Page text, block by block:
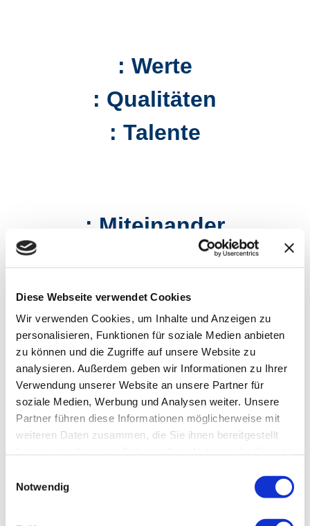
Diese Webseite verwendet Cookies
Wir verwenden Cookies, um Inhalte und Anzeigen zu
personalisieren, Funktionen für soziale Medien anbieten
zu können und die Zugriffe auf unsere Website zu
analysieren. Außerdem geben wir Informationen zu Ihrer
Verwendung unserer Website an unsere Partner für
soziale Medien, Werbung und Analysen weiter. Unsere
Partner führen diese Informationen möglicherweise mit
weiteren Daten zusammen, die Sie ihnen bereitgestellt
Notwendig
: Werte
: Qualitäten
: Talente
: Miteinander
: Aufmerksamkeit
: Lebensqualität
Das LEBEN ist mir zu
KOSTBAR, um es
belanglos zu leben.